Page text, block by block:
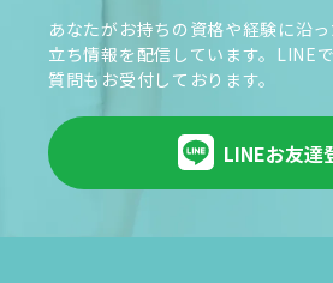
あなたがお持ちの資格や経験に沿
立ち情報を配信しています。LINE
質問もお受付しております。
LINEお友達